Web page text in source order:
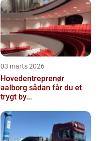
03 marts 2026
Hovedentreprenør
aalborg sådan får du et
trygt by...